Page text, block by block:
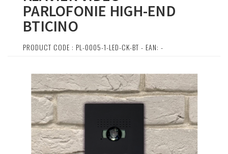
PARLOFONIE HIGH-END
BTICINO
PRODUCT CODE : PL-0005-1-LED-CK-BT - EAN: -